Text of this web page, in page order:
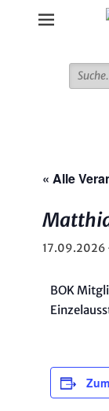
Suche
für:
« Alle
17.09.2026
BOK